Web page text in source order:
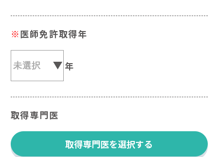
※医師免許取得年
年
取得専門医
取得専門医を選択する